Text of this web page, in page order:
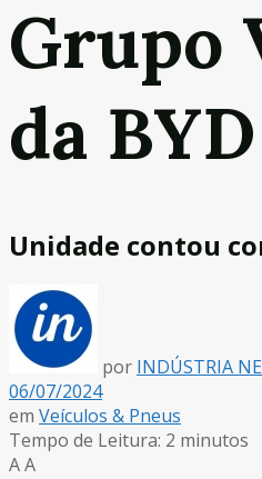
Grupo
da
Unidade contou
por INDÚSTRIA
06/07/2024
em Veículos & Pneus
Tempo de Leitura: 2 minutos
AA